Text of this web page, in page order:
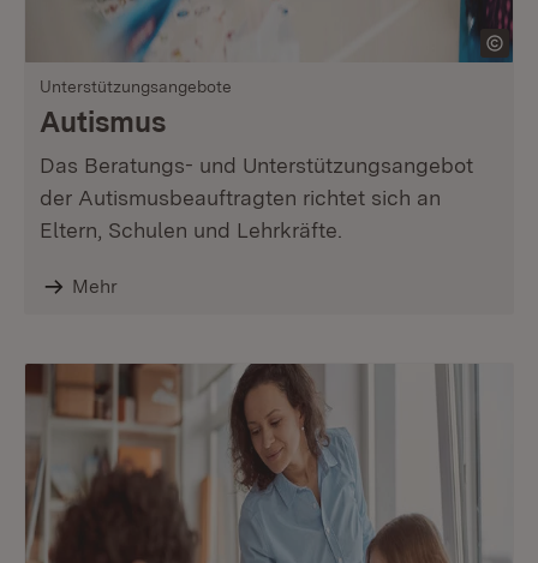
Unterstützungsangebote
Autismus
Das Beratungs- und Unterstützungsangebot
der Autismusbeauftragten richtet sich an
Eltern, Schulen und Lehrkräfte.
Mehr